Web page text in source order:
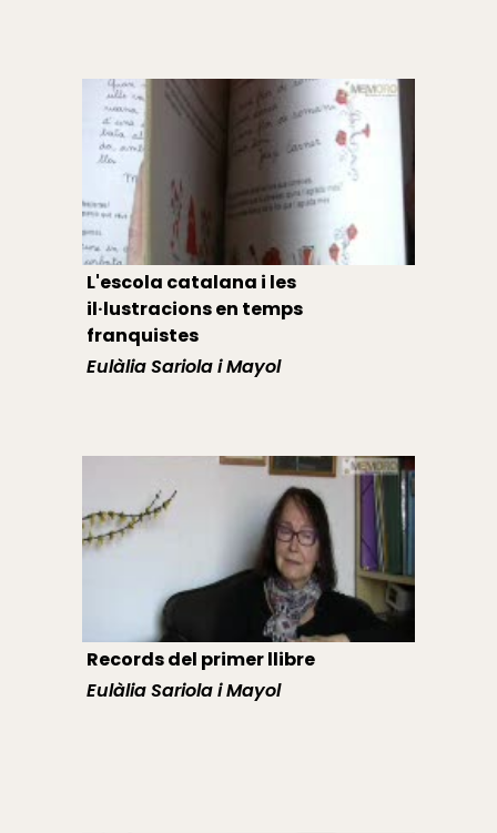
L'escola catalana i les
il·lustracions en temps
franquistes
Eulàlia Sariola i Mayol
Records del primer llibre
Eulàlia Sariola i Mayol